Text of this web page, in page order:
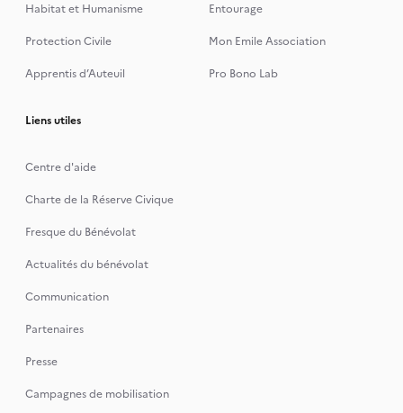
Habitat et Humanisme
Entourage
Protection Civile
Mon Emile Association
Apprentis d’Auteuil
Pro Bono Lab
Liens utiles
Centre d'aide
Charte de la Réserve Civique
Fresque du Bénévolat
Actualités du bénévolat
Communication
Partenaires
Presse
Campagnes de mobilisation